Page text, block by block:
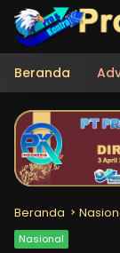
Langsung
konten
Beranda
Beranda
Nasional